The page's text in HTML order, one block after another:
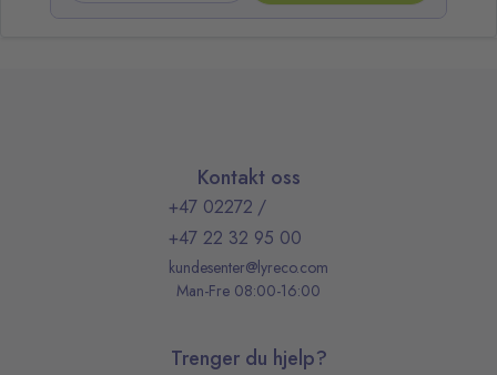
Kontakt oss
+47 02272 /
+47 22 32 95 00
kundesenter@lyreco.com
Man-Fre 08:00-16:00
Trenger du hjelp?